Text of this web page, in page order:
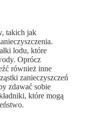
takich jak
lodu, które
Oprócz
również inne
zanieczyszczeń
zdawać sobie
które mogą